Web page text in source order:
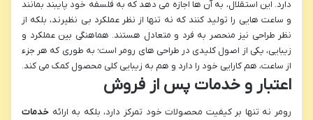
دارد. این استقلال، به آن ها اجازه می دهد که به فلسفه خود پایبند بمانند
و ساعت هایی را تولید کنند که نه تنها از نظر عملکرد بی نظیرند، بلکه از
نظر طراحی نیز منحصر به فرد و متعادل هستند. هماهنگی بین عملکرد و
زیبایی، یکی از اصول کلیدی در طراحی های رومر است؛ به طوری که هر جزء
از ساعت، هم کارایی خود را دارد و هم به زیبایی کلی محصول کمک می کند.
اعتبار و خدمات پس از فروش
رومر نه تنها بر کیفیت محصولات خود تمرکز دارد، بلکه به ارائه خدمات